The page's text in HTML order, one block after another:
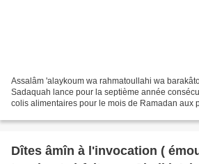
Assalâm 'alaykoum wa rahmatoullahi wa
Sadaquah lance pour la septième année
colis alimentaires pour le mois de Ramadan aux
Dîtes âmîn à l'invocation (